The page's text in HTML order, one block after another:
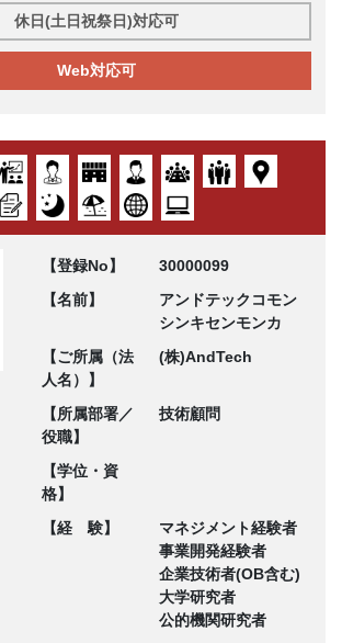
休日(土日祝祭日)対応可
Web対応可
【登録No】
30000099
【名前】
アンドテックコモン
シンキセンモンカ
【ご所属（法
人名）】
(株)AndTech
【所属部署／
役職】
技術顧問
【学位・資
格】
【経 験】
マネジメント経験者
事業開発経験者
企業技術者(OB含む)
大学研究者
公的機関研究者